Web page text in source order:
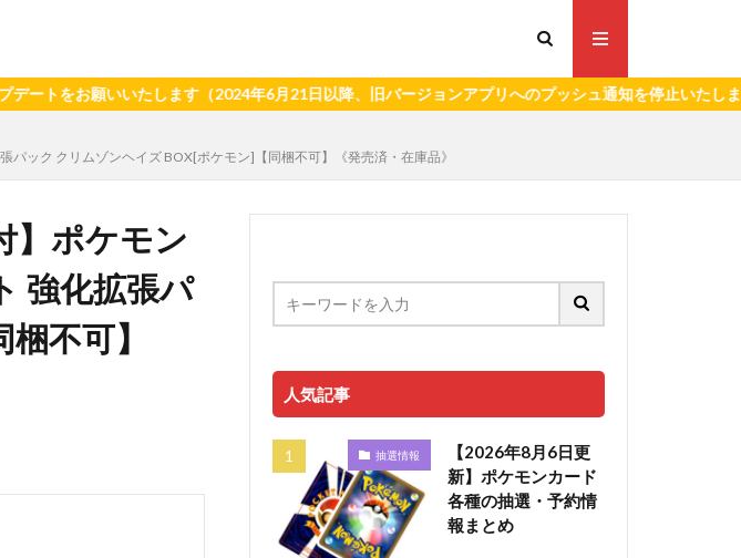
願いいたします（2024年6月21日以降、旧バージョンアプリへのプッシュ通知を停止いたします。）
ック クリムゾンヘイズ BOX[ポケモン]【同梱不可】《発売済・在庫品》
】ポケモン
強化拡張パ
不可】
人気記事
抽選情報
【2026年8月6日更
新】ポケモンカード
各種の抽選・予約情
報まとめ